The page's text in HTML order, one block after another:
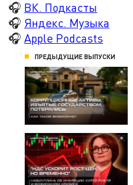
🎧 ВК. Подкасты
🎧 Яндекс. Музыка
🎧Apple Podcasts
ПРЕДЫДУЩИЕ ВЫПУСКИ